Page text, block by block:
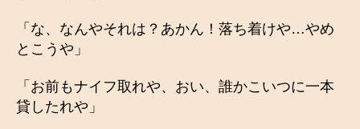
「な、なんやそれは？あかん！落ち着けや…やめ
とこうや」
「お前もナイフ取れや、おい、誰かこいつに一本
貸したれや」